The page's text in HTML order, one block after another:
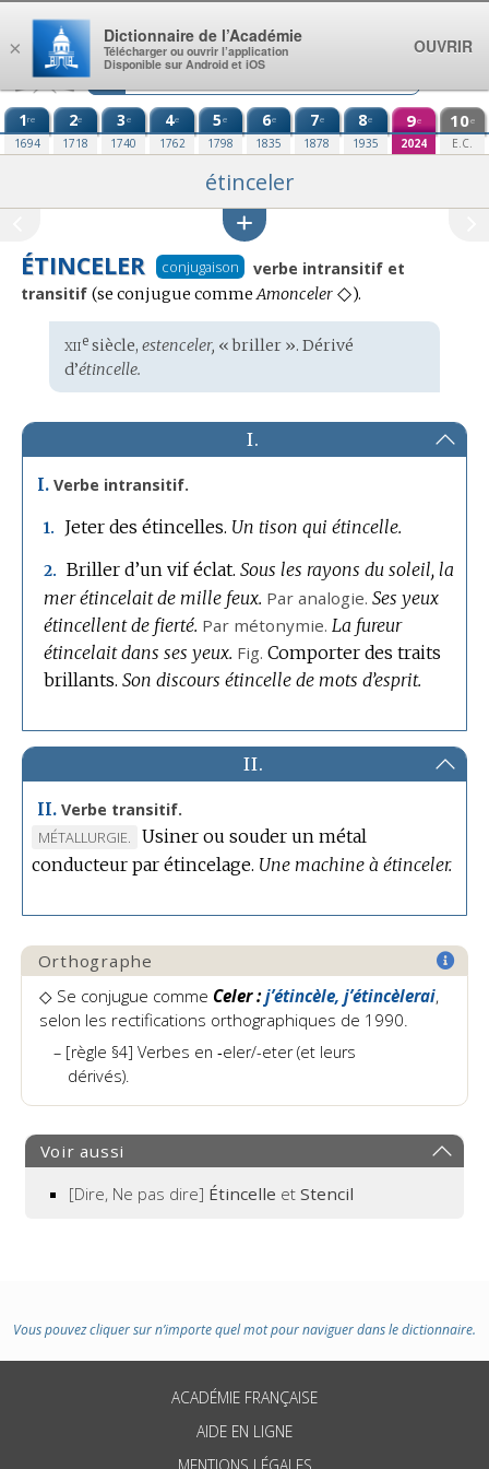
Aller au contenu
1re
1694
2e
1718
3e
1740
4e
1762
5e
1798
6e
1835
7e
1878
8e
1935
9e
2024
10e
E.C.
étinceler
ÉTINCELER conjugaison
verbe intransitif et
transitif Conjugaison
:
(se conjugue commeAmonceler ◇).
Étymologie
:
xiiesiècle, estenceler, « briller ». Dérivé
d’étincelle.
I.
I. Verbe intransitif.
1. Jeter des étincelles. Un tison qui étincelle.
2. Briller d’un vif éclat. Sous les rayons du soleil, la
mer étincelait de mille feux. Par analogie. Ses yeux
étincellent de fierté. Par métonymie. La fureur
étincelait dans ses yeux. Fig. Comporter des traits
brillants. Son discours étincelle de mots d’esprit.
II.
II. Verbe transitif.
MARQUE
DE
:
MÉTALLURGIE.
Usiner ou souder un métal
conducteur par étincelage. Une machine à étinceler.
Orthographe
◇ Se conjugue comme Celer :j’étincèle, j’étincèlerai,
selon les rectifications orthographiques de 1990.
[règle §4] Verbes en ‑eler/-eter (et leurs
dérivés).
Voir aussi
[Dire, Ne pas dire] Étincelle et Stencil
Vous pouvez cliquer sur n’importe quel mot pour naviguer dans le dictionnaire.
ACADÉMIE FRANÇAISE
AIDE EN LIGNE
×
Dictionnaire de l’Académie
Télécharger ou ouvrir l’application
Disponible sur Android et iOS
OUVRIR